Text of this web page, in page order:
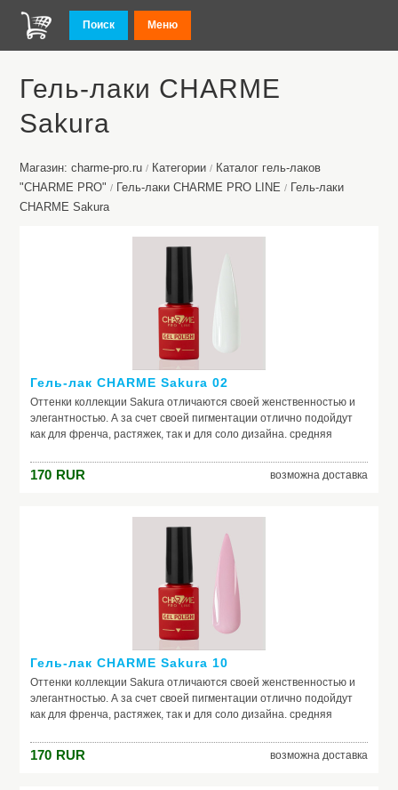
Поиск Меню
Гель-лаки CHARMЕ
Sakura
Магазин: charme-pro.ru / Категории / Каталог гель-лаков
"CHARME PRO" / Гель-лаки CHARME PRO LINE / Гель-лаки
CHARMЕ Sakura
Гель-лак CHARME Sakura 02
Оттенки коллекции Sakura отличаются своей женственностью и
элегантностью. А за счет своей пигментации отлично подойдут
как для френча, растяжек, так и для соло дизайна. средняя
идеальная полимеризация актуальная палитра оттенков в стиле
old money
170 RUR возможна доставка
Гель-лак CHARME Sakura 10
Оттенки коллекции Sakura отличаются своей женственностью и
элегантностью. А за счет своей пигментации отлично подойдут
как для френча, растяжек, так и для соло дизайна. средняя
идеальная полимеризация актуальная палитра оттенков в стиле
old money
170 RUR возможна доставка